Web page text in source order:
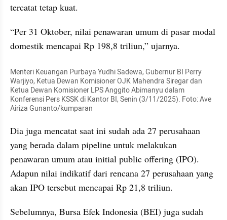
tercatat tetap kuat.
“Per 31 Oktober, nilai penawaran umum di pasar modal
domestik mencapai Rp 198,8 triliun,” ujarnya.
Menteri Keuangan Purbaya Yudhi Sadewa, Gubernur BI Perry
Warjiyo, Ketua Dewan Komisioner OJK Mahendra Siregar dan
Ketua Dewan Komisioner LPS Anggito Abimanyu dalam
Konferensi Pers KSSK di Kantor BI, Senin (3/11/2025). Foto: Ave
Airiza Gunanto/kumparan
Dia juga mencatat saat ini sudah ada 27 perusahaan
yang berada dalam pipeline untuk melakukan
penawaran umum atau initial public offering (IPO).
Adapun nilai indikatif dari rencana 27 perusahaan yang
akan IPO tersebut mencapai Rp 21,8 triliun.
Sebelumnya, Bursa Efek Indonesia (BEI) juga sudah